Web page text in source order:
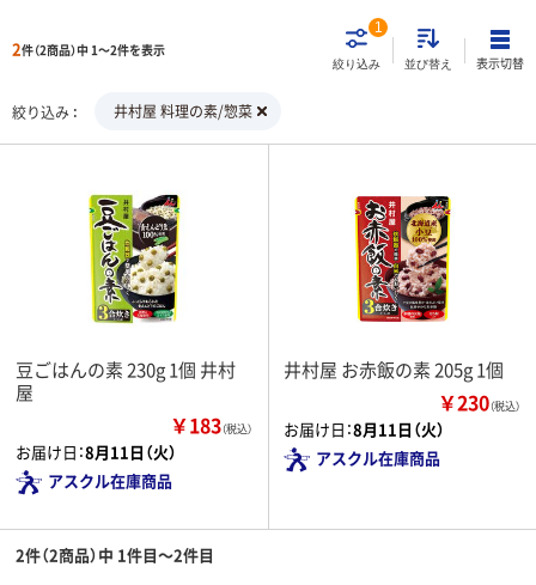
2件（2商品）中 1～2件を表示
絞り込み
1
並び替え 表示切替
絞り込み 井村屋 料理の素/惣菜
豆ごはんの素 230g 1個 井村
屋
￥183（税込）
お届け日：8月11日（火）
アスクル在庫商品
井村屋 お赤飯の素 205g 1個
￥230（税込）
お届け日：8月11日（火）
アスクル在庫商品
2件（2商品）中 1件目～2件目